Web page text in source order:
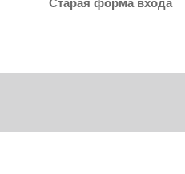
Старая форма входа